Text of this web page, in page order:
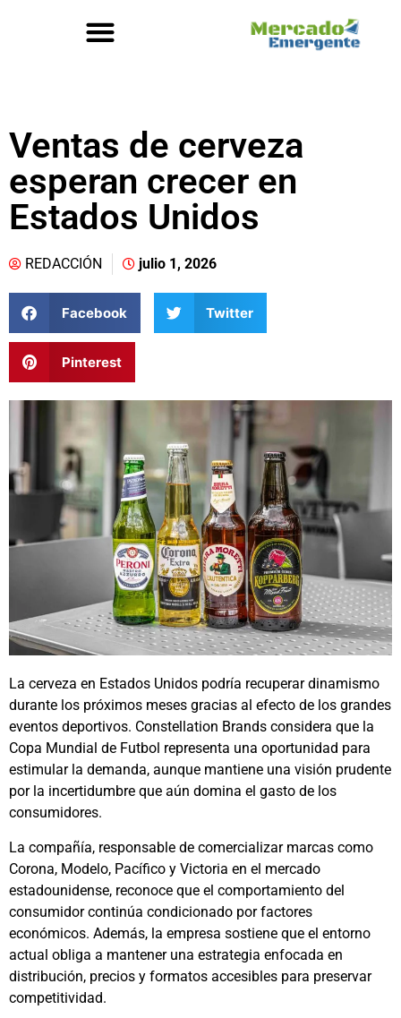
Ventas de cerveza
esperan crecer en
Estados Unidos
REDACCIÓN julio 1, 2026
Facebook Twitter
Pinterest
La cerveza en Estados Unidos podría recuperar dinamismo
durante los próximos meses gracias al efecto de los grandes
eventos deportivos. Constellation Brands considera que la
Copa Mundial de Futbol representa una oportunidad para
estimular la demanda, aunque mantiene una visión prudente
por la incertidumbre que aún domina el gasto de los
consumidores.
La compañía, responsable de comercializar marcas como
Corona, Modelo, Pacífico y Victoria en el mercado
estadounidense, reconoce que el comportamiento del
consumidor continúa condicionado por factores
económicos. Además, la empresa sostiene que el entorno
actual obliga a mantener una estrategia enfocada en
distribución, precios y formatos accesibles para preservar
competitividad.